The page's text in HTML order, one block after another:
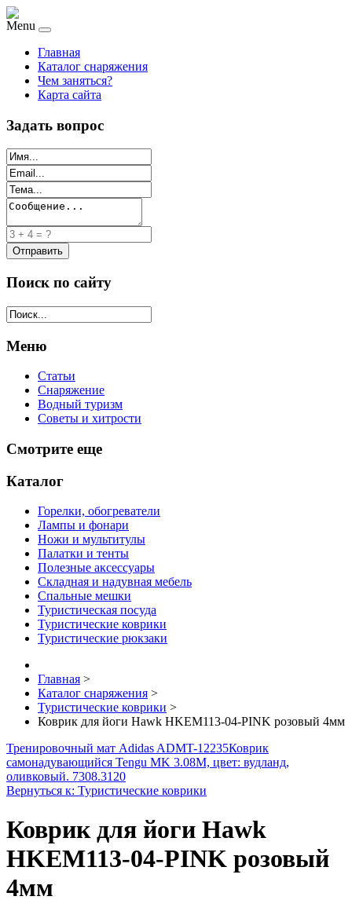
Menu
Главная
Каталог снаряжения
Чем заняться?
Карта сайта
Задать вопрос
Поиск по сайту
Меню
Статьи
Снаряжение
Водный туризм
Советы и хитрости
Смотрите еще
Каталог
Горелки, обогреватели
Лампы и фонари
Ножи и мультитулы
Палатки и тенты
Полезные аксессуары
Складная и надувная мебель
Спальные мешки
Туристическая посуда
Туристические коврики
Туристические рюкзаки
Главная >
Каталог снаряжения >
Туристические коврики >
Коврик для йоги Hawk HKEM113-04-PINK розовый 4мм
Тренировочный мат Adidas ADMT-12235Коврик
самонадувающийся Tengu MK 3.08M, цвет: вудланд,
оливковый. 7308.3120
Вернуться к: Туристические коврики
Коврик для йоги Hawk
HKEM113-04-PINK розовый
4мм